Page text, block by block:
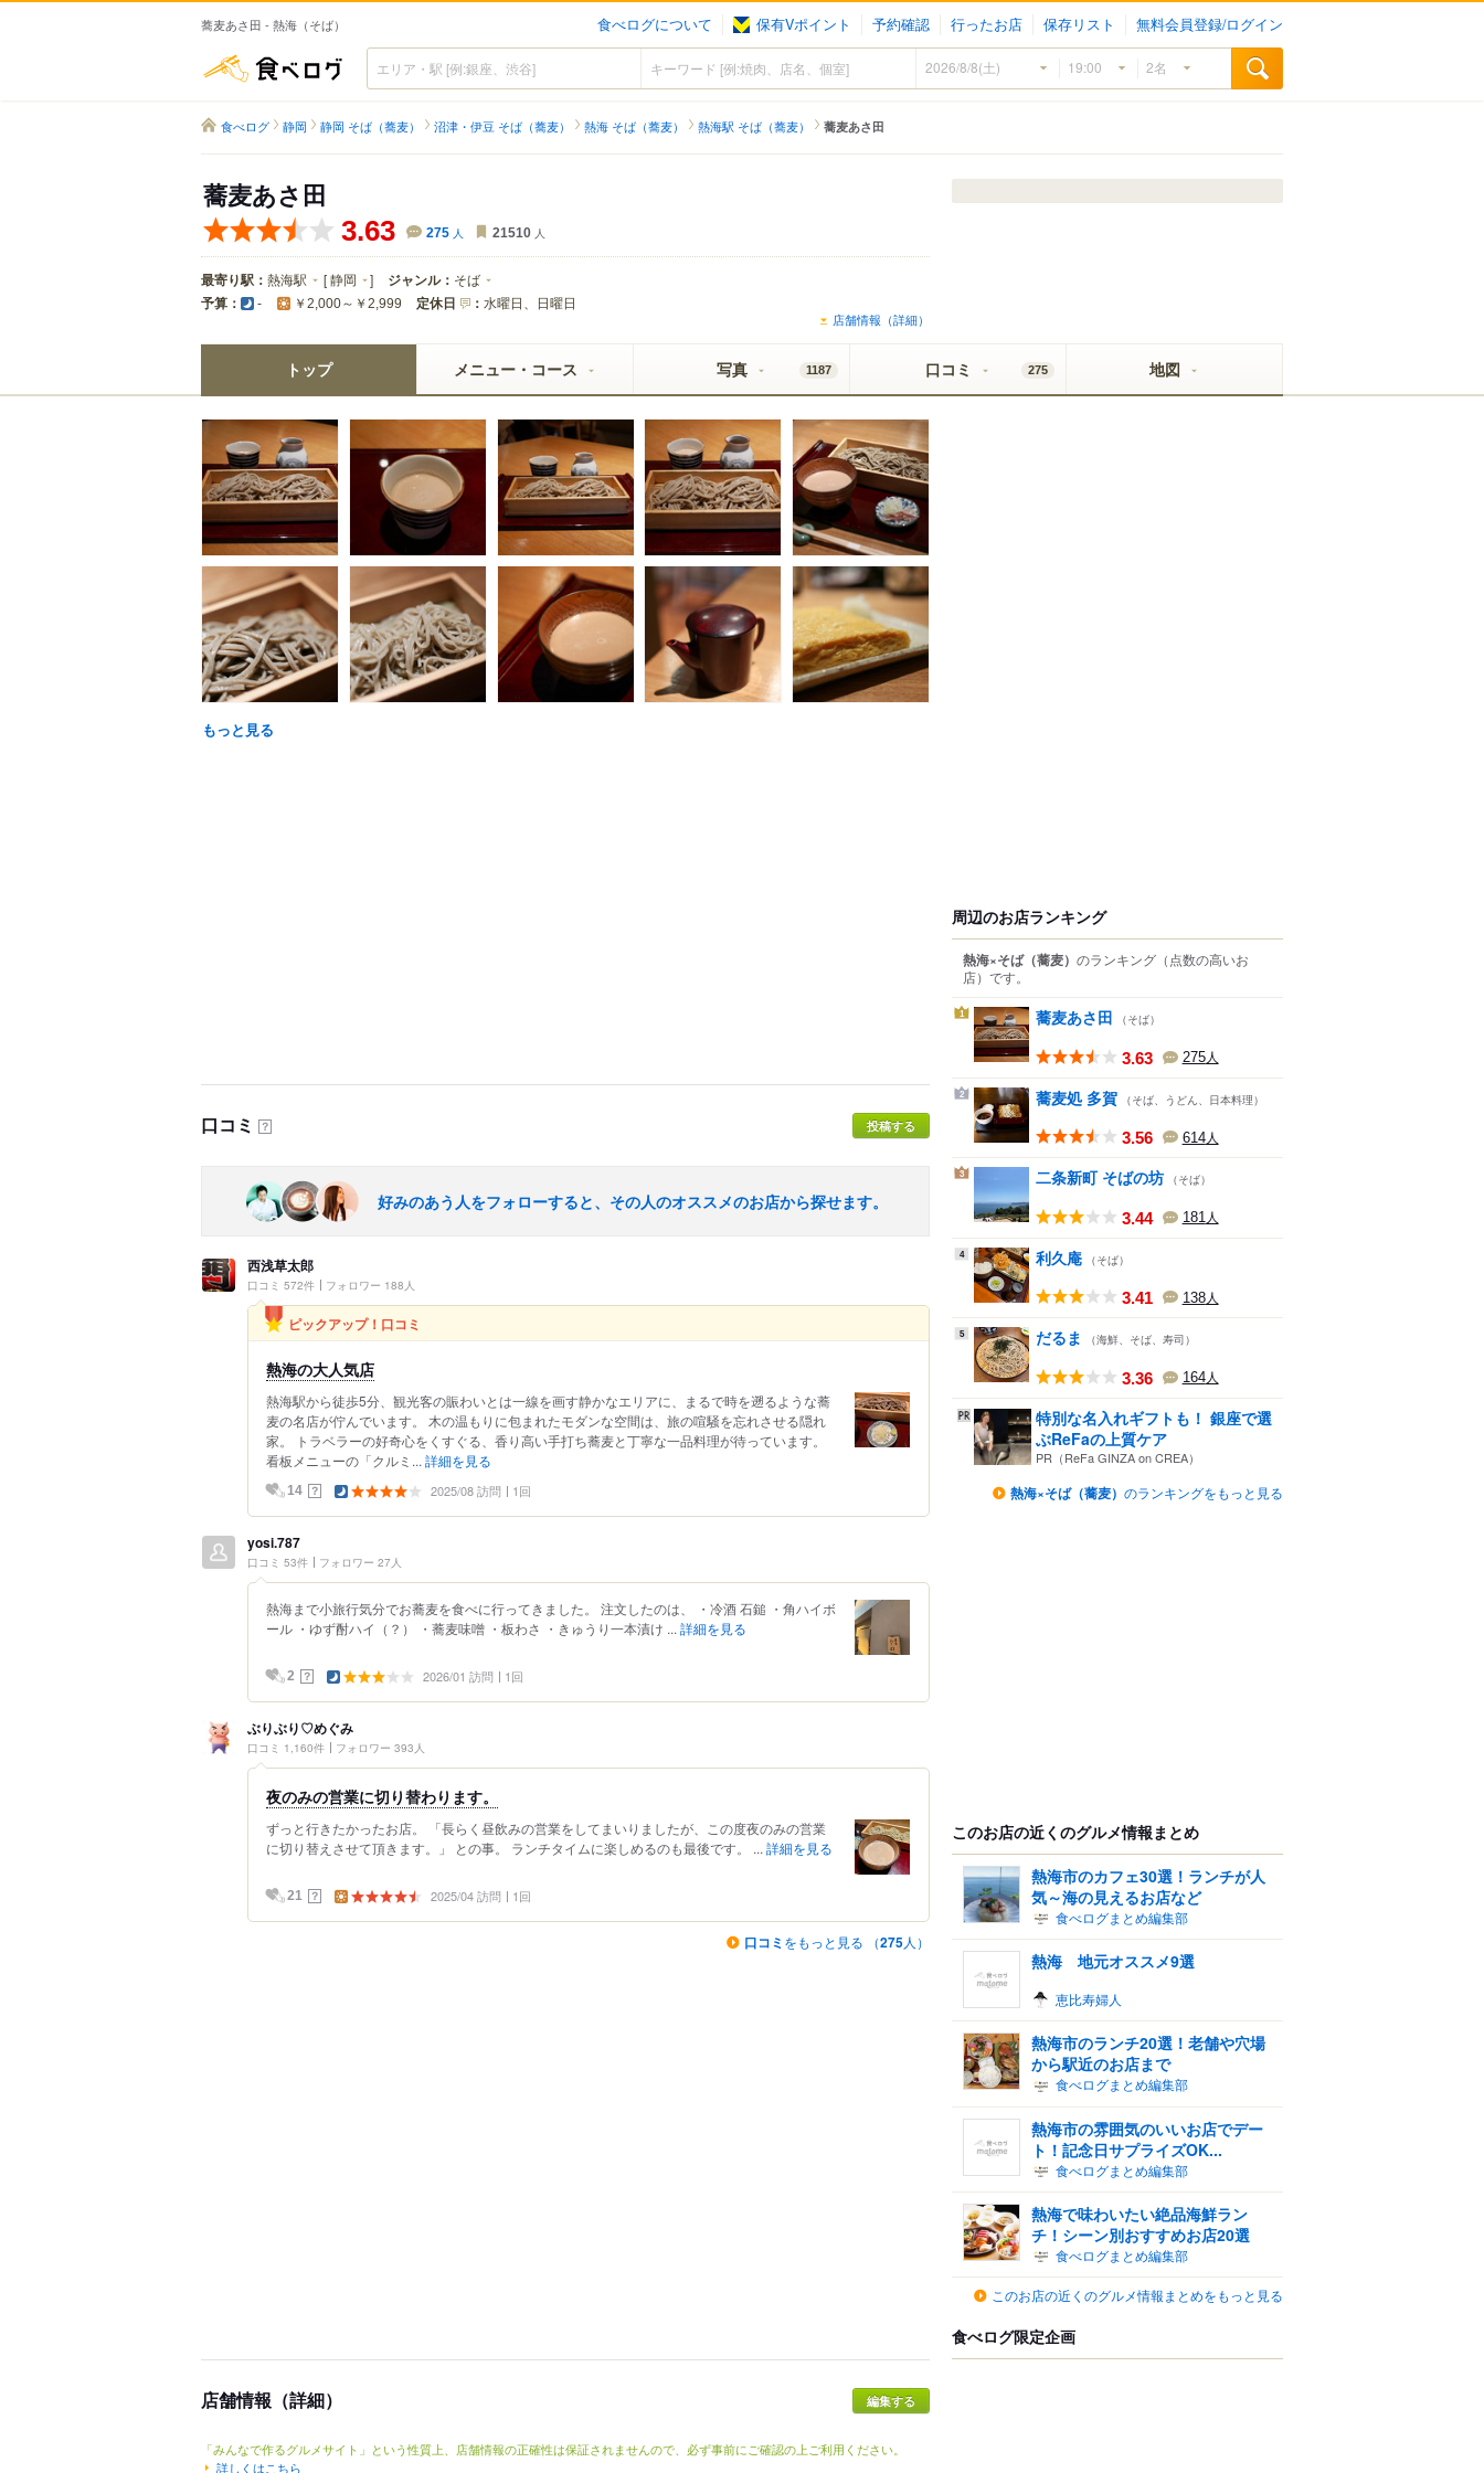
蕎麦あさ田 - 熱海（そば） 食べログについて 保有Vポイント 予約確認 行ったお店 保存リスト 無料会員登録/ログイン
食べログ
食べログ 静岡 静岡 そば（蕎麦） 沼津・伊豆 そば（蕎麦） 熱海 そば（蕎麦） 熱海駅 そば（蕎麦） 蕎麦あさ田
蕎麦あさ田
3.63 275 人 21510 人
最寄り駅： 熱海駅 [静岡 ] ジャンル： そば
予算： - ￥2,000～￥2,999 定休日 ： 水曜日、日曜日
店舗情報（詳細）
トップ メニュー・コース 写真 1187 口コミ 275 地図
もっと見る
口コミ ？ 投稿する
好みのあう人をフォローすると、その人のオススメのお店から探せます。
西浅草太郎
口コミ 572件 フォロワー 188人
ピックアップ！口コミ
熱海の大人気店
熱海駅から徒歩5分、観光客の賑わいとは一線を画す静かなエリアに、まるで時を遡るような蕎
麦の名店が佇んでいます。 木の温もりに包まれたモダンな空間は、旅の喧騒を忘れさせる隠れ
家。 トラベラーの好奇心をくすぐる、香り高い手打ち蕎麦と丁寧な一品料理が待っています。
看板メニューの「クルミ... 詳細を見る
14 ？ 2025/08 訪問 1回
yosi.787
口コミ 53件 フォロワー 27人
熱海まで小旅行気分でお蕎麦を食べに行ってきました。 注文したのは、 ・冷酒 石鎚 ・角ハイボ
ール ・ゆず酎ハイ（？） ・蕎麦味噌 ・板わさ ・きゅうり一本漬け ... 詳細を見る
2 ？ 2026/01 訪問 1回
ぶりぶり♡めぐみ
口コミ 1,160件 フォロワー 393人
夜のみの営業に切り替わります。
ずっと行きたかったお店。 「長らく昼飲みの営業をしてまいりましたが、この度夜のみの営業
に切り替えさせて頂きます。」 との事。 ランチタイムに楽しめるのも最後です。 ... 詳細を見る
21 ？ 2025/04 訪問 1回
口コミ をもっと見る （275人）
店舗情報（詳細）
「みんなで作るグルメサイト」という性質上、店舗情報の正確性は保証されませんので、必ず事前にご確認の上ご利用ください。
詳しくはこちら
周辺のお店ランキング
熱海×そば（蕎麦） のランキング （点数の高いお
店） です。
1 蕎麦あさ田 （そば）
3.63 275人
2 蕎麦処 多賀 （そば、うどん、日本料理）
3.56 614人
3 二条新町 そばの坊 （そば）
3.44 181人
4 利久庵 （そば）
3.41 138人
5 だるま （海鮮、そば、寿司）
3.36 164人
特別な名入れギフトも！ 銀座で選
ぶReFaの上質ケア
PR（ReFa GINZA on CREA）
熱海×そば（蕎麦） のランキングをもっと見る
このお店の近くのグルメ情報まとめ
熱海市のカフェ30選！ランチが人
気～海の見えるお店など
食べログまとめ編集部
熱海 地元オススメ9選
恵比寿婦人
熱海市のランチ20選！老舗や穴場
から駅近のお店まで
食べログまとめ編集部
熱海市の雰囲気のいいお店でデー
ト！記念日サプライズOK...
食べログまとめ編集部
熱海で味わいたい絶品海鮮ラン
チ！シーン別おすすめお店20選
食べログまとめ編集部
このお店の近くのグルメ情報まとめをもっと見る
食べログ限定企画